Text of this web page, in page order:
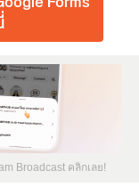
Broadcast คลิกเลย!